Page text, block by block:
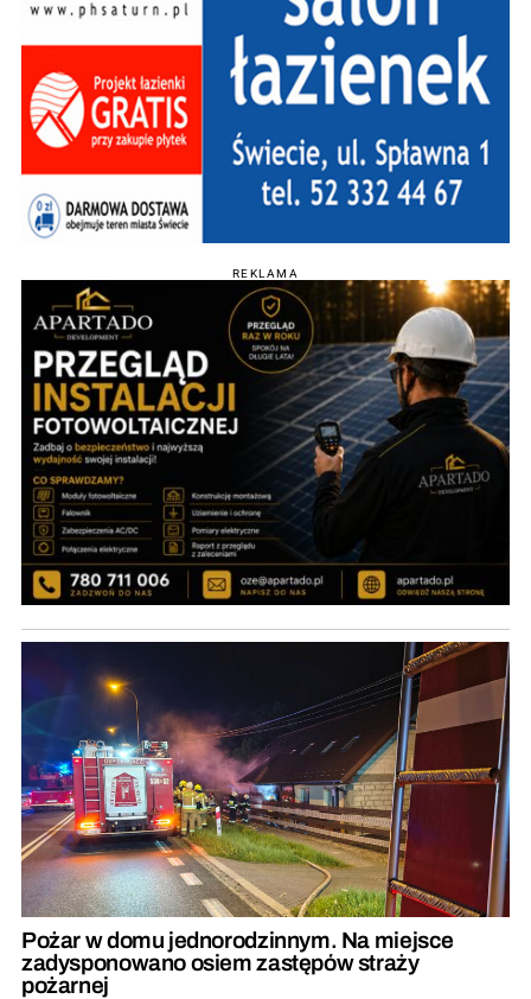
REKLAMA
Pożar w domu jednorodzinnym. Na miejsce
zadysponowano osiem zastępów straży
pożarnej